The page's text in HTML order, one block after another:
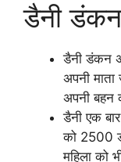
डैनी
डैनी डंकन
अपनी
अपनी बहन
डैनी एक
को 2500
महिला को